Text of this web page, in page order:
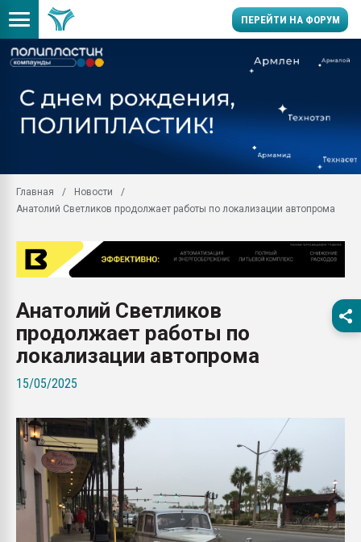
ПЕРЕЙТИ НА ФОРУМ
Вакуум-формовочные
28.07.2026
Всё, что касается
бутылок
Материал
вакуумного
поликарбоната и АБС-
ПЕРЕЙТИ НА
Главная
Новости
Анатолий Светликов продолжает работы по локализации автопрома
Анатолий Светликов
продолжает работы по
локализации автопрома
15/05/2025